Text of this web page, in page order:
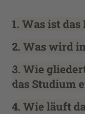
1. Was ist
2. Was wird
3. Wie
das Studium
4. Wie läuft